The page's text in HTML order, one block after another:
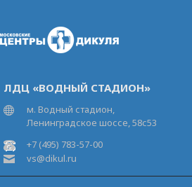
ЛДЦ «ВОДНЫЙ СТАДИОН»
м. Водный стадион,
Ленинградское шоссе, 58с53
+7 (495) 783-57-00
vs@dikul.ru